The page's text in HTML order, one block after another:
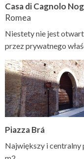
Casa di Cagnolo
Romea
Niestety nie jest
przez prywatnego
Piazza Brá
Największy i centralny